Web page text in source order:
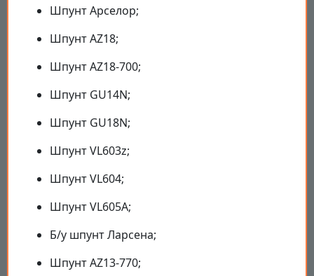
Шпунт Арселор;
Шпунт AZ18;
Шпунт AZ18-700;
Шпунт GU14N;
Шпунт GU18N;
Шпунт VL603z;
Шпунт VL604;
Шпунт VL605A;
Б/у шпунт Ларсена;
Шпунт AZ13-770;